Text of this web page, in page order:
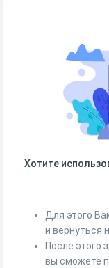
Хотите
Для этого
и вернуться
После этого
вы сможете